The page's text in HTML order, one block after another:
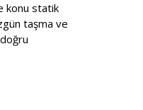
konu statik
taşma ve